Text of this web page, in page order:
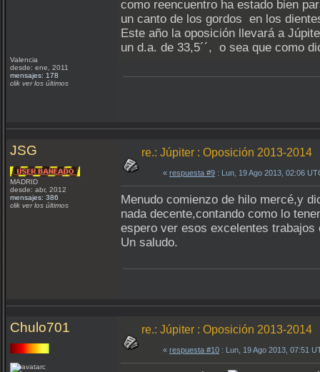
Valencia
desde: ene, 2011
mensajes: 178
clik ver los últimos
como reencuentro ha estado bien
un canto de los gordos en los
Este año la oposición llevará a
un d.a. de 33,5´´, o sea que como
JSG
MADRID
desde: abr, 2012
mensajes: 386
clik ver los últimos
re.: Júpiter : Oposición 2013-2014
« respuesta #9 : Lun, 19 Ago 2013, 02:06
Menudo comienzo de hilo mercé,y
nada decente,contando como lo
espero ver esos excelentes trabajos
Un saludo.
Chulo701 re.: Júpiter : Oposición 2013-2014
« respuesta #10 : Lun, 19 Ago 2013, 07:51